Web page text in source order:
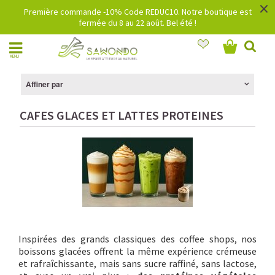
Première commande -10% Code REDUC10. Notre boutique est
fermée du 8 au 22 août. Bel été !
×
MENU
Affiner par
CAFES GLACES ET LATTES PROTEINES
Inspirées des grands classiques des coffee shops, nos
boissons glacées offrent la même expérience crémeuse
et rafraîchissante, mais sans sucre raffiné, sans lactose,